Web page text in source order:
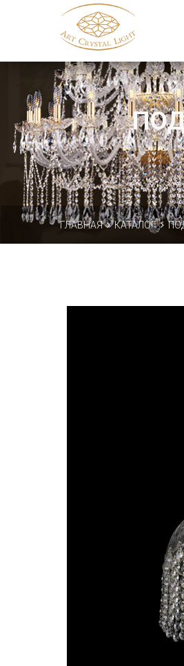
Официальный магазин
ГЛАВНАЯ КАТАЛОГ